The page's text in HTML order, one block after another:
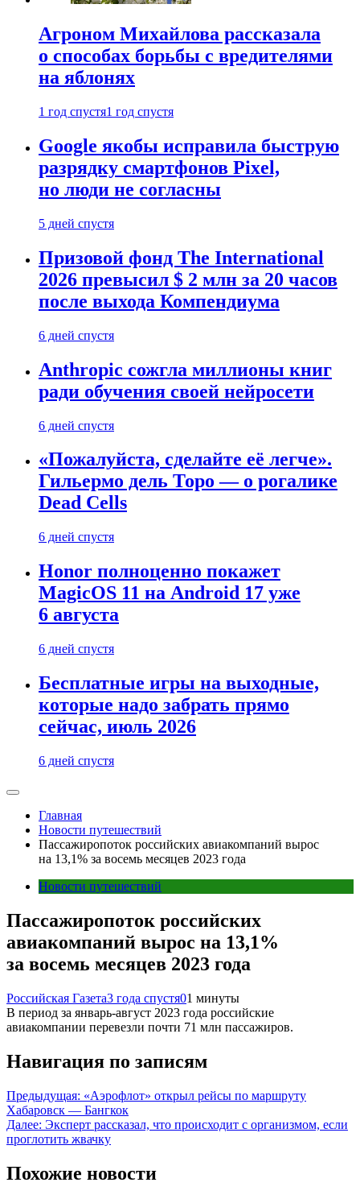
Агроном Михайлова рассказала
о способах борьбы с вредителями
на яблонях
1 год спустя1 год спустя
Google якобы исправила быструю
разрядку смартфонов Pixel,
но люди не согласны
5 дней спустя
Призовой фонд The International
2026 превысил $ 2 млн за 20 часов
после выхода Компендиума
6 дней спустя
Anthropic сожгла миллионы книг
ради обучения своей нейросети
6 дней спустя
«Пожалуйста, сделайте её легче».
Гильермо дель Торо — о рогалике
Dead Cells
6 дней спустя
Honor полноценно покажет
MagicOS 11 на Android 17 уже
6 августа
6 дней спустя
Бесплатные игры на выходные,
которые надо забрать прямо
сейчас, июль 2026
6 дней спустя
Главная
Новости путешествий
Пассажиропоток российских авиакомпаний вырос
на 13,1% за восемь месяцев 2023 года
Новости путешествий
Пассажиропоток российских
авиакомпаний вырос на 13,1%
за восемь месяцев 2023 года
Российская Газета3 года спустя01 минуты
В период за январь-август 2023 года российские
авиакомпании перевезли почти 71 млн пассажиров.
Навигация по записям
Предыдущая: «Аэрофлот» открыл рейсы по маршруту
Хабаровск — Бангкок
Далее: Эксперт рассказал, что происходит с организмом, если
проглотить жвачку
Похожие новости